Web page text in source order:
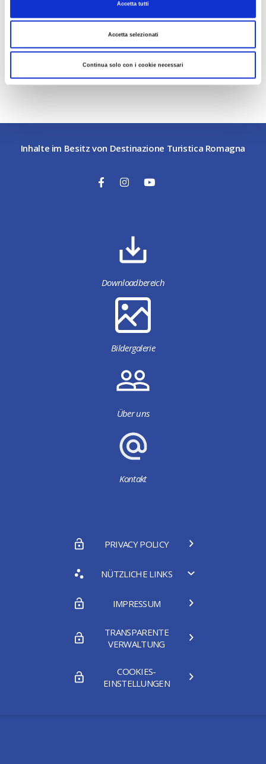
Accetta tutti
Accetta selezionati
Continua solo con i cookie necessari
Inhalte im Besitz von Destinazione Turistica Romagna
Downloadbereich
Bildergalerie
Über uns
Kontakt
PRIVACY POLICY
NÜTZLICHE LINKS
IMPRESSUM
TRANSPARENTE
VERWALTUNG
COOKIES-
EINSTELLUNGEN